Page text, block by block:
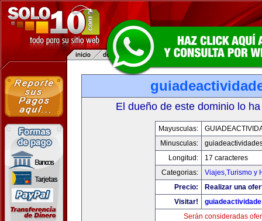
El dueño de este dominio lo
Mayusculas:
Minusculas:
Longitud:
17 caracteres
Categorias:
Viajes,Turismo y
Precio:
Realizar una
Visitar!
Serán consideradas